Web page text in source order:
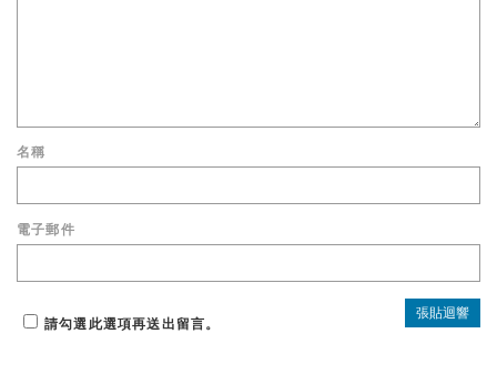
名稱
電子郵件
請勾選此選項再送出留言。